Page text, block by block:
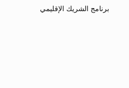
برنامج الشريك الإقليمي